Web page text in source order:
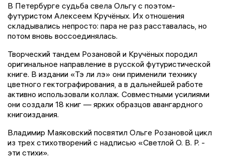
В Петербурге судьба свела Ольгу с поэтом-
футуристом Алексеем Кручёных. Их отношения
складывались непросто: пара не раз расставалась, но
потом вновь воссоединялась.
Творческий тандем Розановой и Кручёных породил
оригинальное направление в русской футуристической
книге. В издании «Тэ ли лэ» они применили технику
цветного гектографирования, а в дальнейшей работе
активно использовали коллаж. Совместными усилиями
они создали 18 книг — ярких образцов авангардного
книгоиздания.
Владимир Маяковский посвятил Ольге Розановой цикл
из трех стихотворений с надписью «Светлой О. В. Р. -
эти стихи».